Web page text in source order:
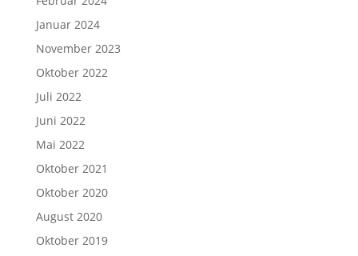
Januar 2024
November 2023
Oktober 2022
Juli 2022
Juni 2022
Mai 2022
Oktober 2021
Oktober 2020
August 2020
Oktober 2019